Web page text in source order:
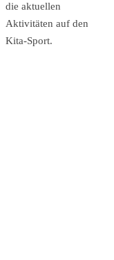
die aktuellen
Aktivitäten auf den
Kita-Sport.